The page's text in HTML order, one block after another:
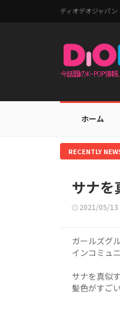
ディオデオジャパン
ホーム
RECENTLY
サナを
2021/05/13
ガールズグ
インコミュ
サナを真似
髪色がすご